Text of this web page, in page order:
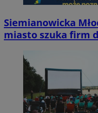
Siemianowicka
miasto szuka firm